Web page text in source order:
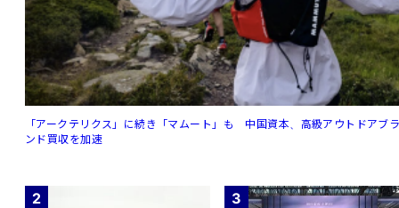
「アークテリクス」に続き「マムート」も 中国資本、高級アウトドアブ
ンド買収を加速
2 3